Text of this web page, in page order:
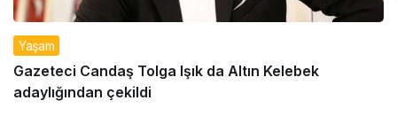
Yaşam
Gazeteci Candaş Tolga Işık da Altın Kelebek
adaylığından çekildi